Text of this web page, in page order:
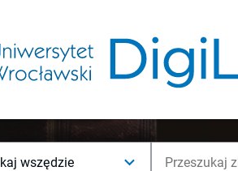
wszędzie